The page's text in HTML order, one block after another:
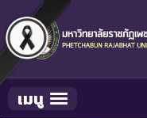
Toggle navigation
เมนู